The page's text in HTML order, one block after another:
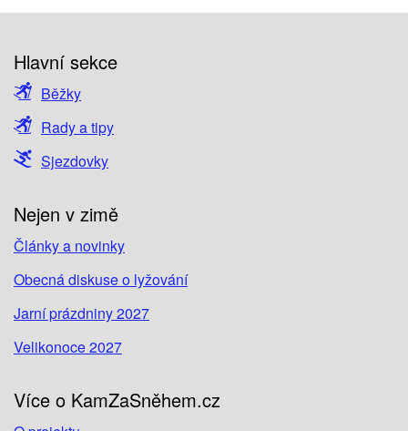
Hlavní sekce
Běžky
Rady a tipy
Sjezdovky
Nejen v zimě
Články a novinky
Obecná diskuse o lyžování
Jarní prázdniny 2027
Velikonoce 2027
Více o KamZaSněhem.cz